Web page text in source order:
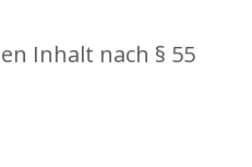
Inhalt nach § 55